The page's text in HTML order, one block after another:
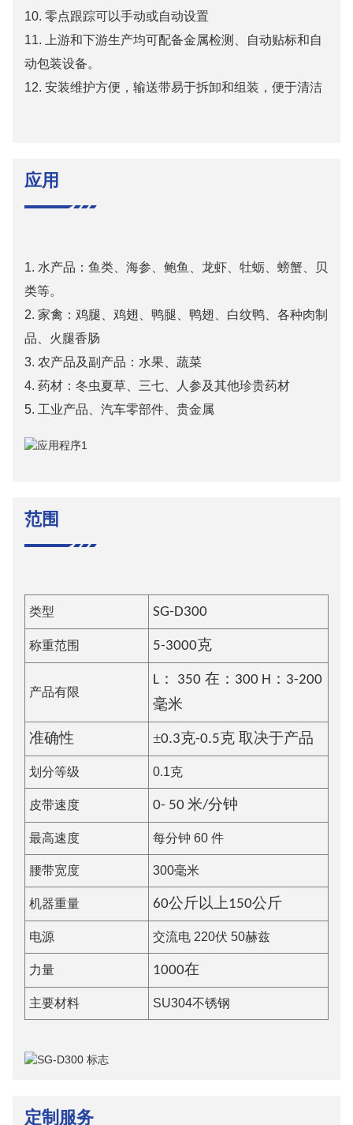
10. 零点跟踪可以手动或自动设置
11. 上游和下游生产均可配备金属检测、自动贴标和自
动包装设备。
12. 安装维护方便，输送带易于拆卸和组装，便于清洁
应用
1. 水产品：鱼类、海参、鲍鱼、龙虾、牡蛎、螃蟹、贝
类等。
2. 家禽：鸡腿、鸡翅、鸭腿、鸭翅、白纹鸭、各种肉制
品、火腿香肠
3. 农产品及副产品：水果、蔬菜
4. 药材：冬虫夏草、三七、人参及其他珍贵药材
5. 工业产品、汽车零部件、贵金属
范围
类型 SG-D300
称重范围 5-3000克
产品有限
L： 350 在： 300 H：3-200
毫米
准确性 ±0.3克-0.5克 取决于产品
划分等级 0.1克
皮带速度 0- 50 米/分钟
最高速度 每分钟 60 件
腰带宽度 300毫米
机器重量 60公斤以上150公斤
电源 交流电 220伏 50赫兹
力量 1000在
主要材料 SU304不锈钢
定制服务